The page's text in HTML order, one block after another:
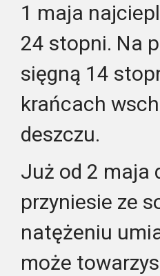
1 maja
24 stopni. Na
sięgną 14
krańcach
deszczu.
Już od 2 maja
przyniesie ze
natężeniu
może